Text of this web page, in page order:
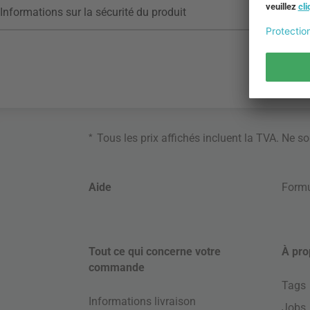
Informations sur la sécurité du produit
* Tous les prix affichés incluent la TVA. Ne
Aide
Tout ce qui concerne votre
commande
Informations livraison
À
Tags